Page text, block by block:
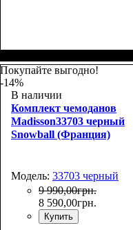
Покупайте выгодно!
-14%
В наличии
Комплект чемоданов
Madisson33703 черный
Snowball (Франция)
Модель: 33703 черный
9 990,00грн.
8 590,00грн.
Купить